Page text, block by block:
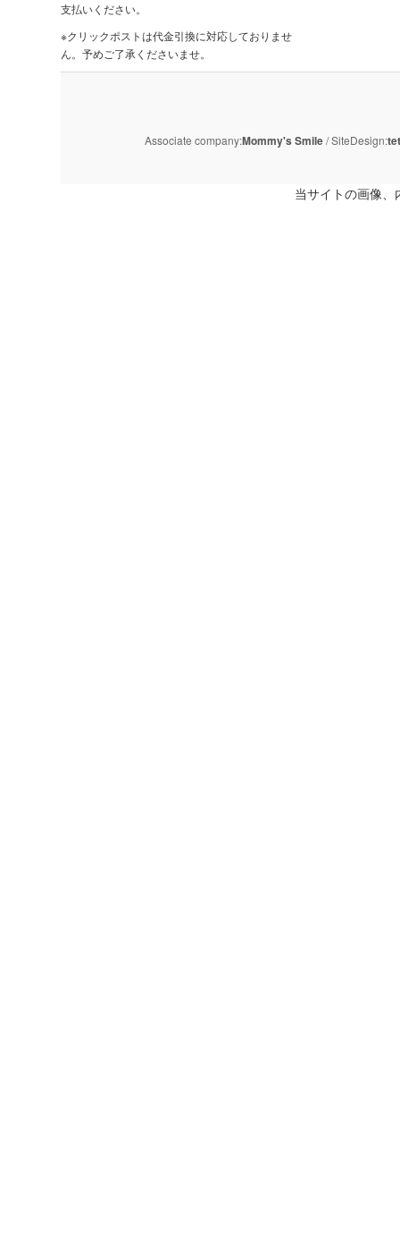
支払いください。
※クリックポストは代金引換に対応しておりませ
ん。予めご了承くださいませ。
Associate company:Mommy's Smile/ SiteDesign:
当サイトの画像